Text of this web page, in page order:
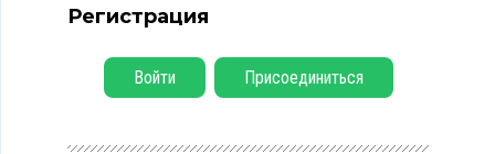
Регистрация
Войти Присоединиться